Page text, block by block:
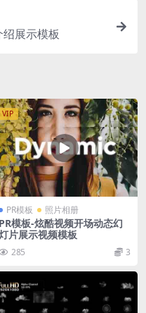
展示模板
VIP
PR模板 照片相册
PR模板-炫酷视频开场动态幻
片展示视频模板
285 3